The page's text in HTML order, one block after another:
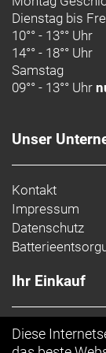
ruppigem
Geschlecht: Uni
Rahmen:
Integrated
verstellbare
Boost148, 12-
Rahmengröße:
Käfig
Anzahl
Dienstag bis
10°° - 13°° Uhr
14°° - 18°° Uhr
Samstag
09°° - 13°° Uhr
Unser
Kontakt
Impressum
Datenschutz
Ihr Einkauf
AGB
Diese